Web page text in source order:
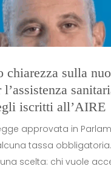
chiarezza sulla
l’assistenza
iscritti all’AIRE
approvata in
tassa
scelta: chi vuole